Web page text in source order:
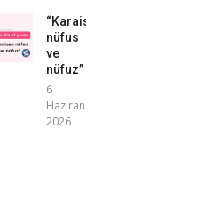
“Karaisalı
nüfus
ve
nüfuz”
6
Haziran
2026